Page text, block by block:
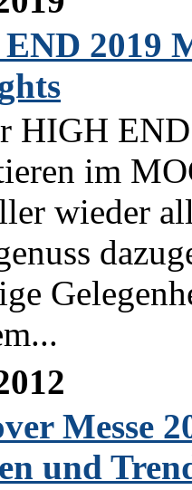
2019
HIGH
im
wieder
Messe
und